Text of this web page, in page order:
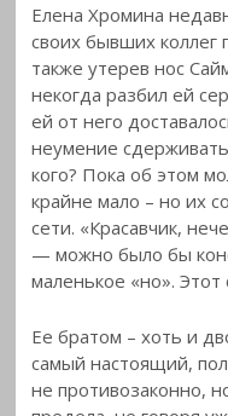
Елена Хромина
своих бывших
также утерев нос
некогда разбил ей
ей от него
неумение
кого? Пока об этом
крайне мало – но их
сети. «Красавчик,
— можно было бы
маленькое «но».
Ее братом – хоть и
самый настоящий,
не противозаконно,